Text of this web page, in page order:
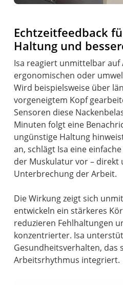
Echtzeitfeedback
Haltung und
Isa reagiert unmittelbar auf
ergonomischen oder
Wird beispielsweise über
vorgeneigtem Kopf
Sensoren diese
Minuten folgt eine
ungünstige Haltung
an, schlägt Isa eine
der Muskulatur vor – direkt
Unterbrechung der Arbeit.
Die Wirkung zeigt sich
entwickeln ein stärkeres
reduzieren Fehlhaltungen
konzentrierter. Isa
Gesundheitsverhalten, das
Arbeitsrhythmus integriert.